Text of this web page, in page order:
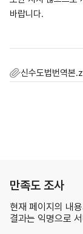
바랍니다.
신수도법번역본
만족도 조사
현재 페이지의 내
결과는 익명으로